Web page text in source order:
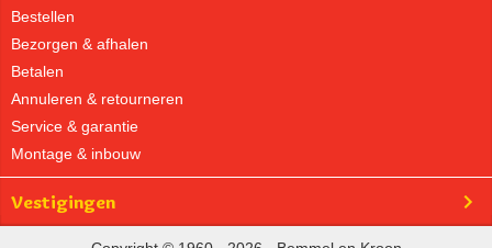
Bestellen
Bezorgen & afhalen
Betalen
Annuleren & retourneren
Service & garantie
Montage & inbouw
Vestigingen